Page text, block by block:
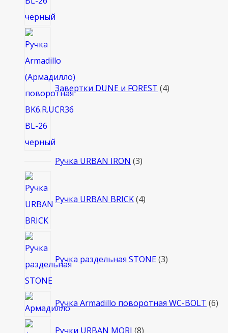
Завертки DUNE и FOREST 4
Ручка URBAN IRON 33
Ручка URBAN BRICK 4товара
Ручка раздельная STONE 3товара
Ручка Armadillo поворотная WC-BOLT 66
Ручки URBAN MORI 88